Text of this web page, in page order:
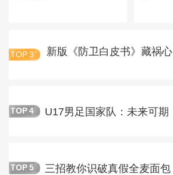
TOP 3 新版《防卫白皮书》藏祸心
TOP 4 U17男足国家队：未来可期
TOP 5 三招教你识破真假全麦面包